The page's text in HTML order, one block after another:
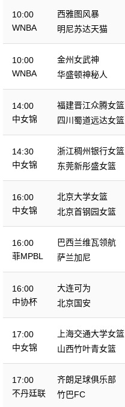
10:00
WNBA
西雅图风暴
明尼苏达天猫
10:00
WNBA
金州女武神
华盛顿神秘人
14:00
中女锦
福建晋江众腾女篮
四川蜀道远达女篮
14:30
中女锦
浙江稠州银行女篮
东莞新彤盛女篮
16:00
中女锦
北京大学女篮
北京首钢园女篮
16:00
菲MPBL
巴西兰维瓦领航
萨兰加尼
16:00
中协杯
大连可为
北京国安
17:00
中女锦
上海交通大学女篮
山西竹叶青女篮
17:00
不丹廷联
齐朗足球俱乐部
竹巴FC